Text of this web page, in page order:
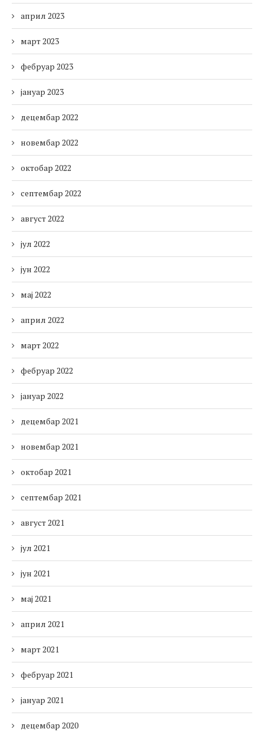
април 2023
март 2023
фебруар 2023
јануар 2023
децембар 2022
новембар 2022
октобар 2022
септембар 2022
август 2022
јул 2022
јун 2022
мај 2022
април 2022
март 2022
фебруар 2022
јануар 2022
децембар 2021
новембар 2021
октобар 2021
септембар 2021
август 2021
јул 2021
јун 2021
мај 2021
април 2021
март 2021
фебруар 2021
јануар 2021
децембар 2020